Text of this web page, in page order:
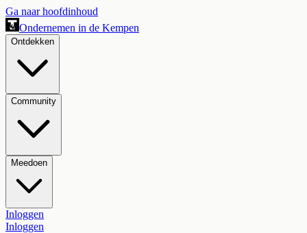
Ga naar hoofdinhoud
Ondernemen in de Kempen
Ontdekken
Community
Meedoen
Inloggen
Inloggen